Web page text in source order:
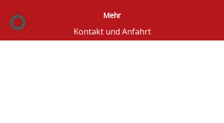
Mehr
Kontakt und Anfahrt
Börse Düsseldorf